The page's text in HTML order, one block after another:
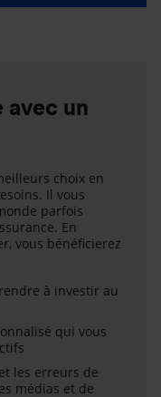
avec un
choix en
Il vous
parfois
En
vous bénéficierez
à investir au
qui vous
les erreurs de
médias et de